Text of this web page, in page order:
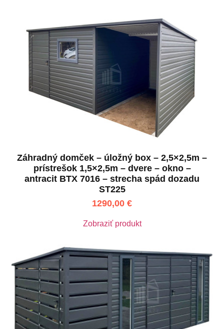
Záhradný domček – úložný box – 2,5×2,5m –
prístrešok 1,5×2,5m – dvere – okno –
antracit BTX 7016 – strecha spád dozadu
ST225
1290,00 €
Zobraziť produkt